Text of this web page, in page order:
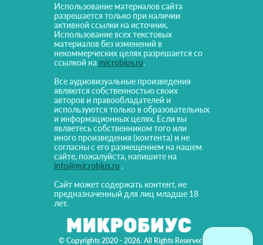
© Copyrights 2020 - 2026. All Rights Reserved!
Использование материалов сайта
разрешается только при наличии
активной ссылки на источник.
Использование всех текстовых
материалов без изменений в
некоммерческих целях разрешается со
ссылкой на microbius.ru.
Все аудиовизуальные произведения
являются собственностью своих
авторов и правообладателей и
используются только в образовательных
и информационных целях. Если вы
являетесь собственником того или
иного произведения (контента) и не
согласны с его размещением на нашем
сайте, пожалуйста, напишите на
info@microbius.ru .
Сайт может содержать контент, не
предназначенный для лиц младше 18
лет.